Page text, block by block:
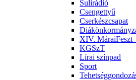
Sulirádió
Csengettyű
Cserkészcsapat
XIV. MáraiFeszt
KGSzT
Lírai színpad
Sport